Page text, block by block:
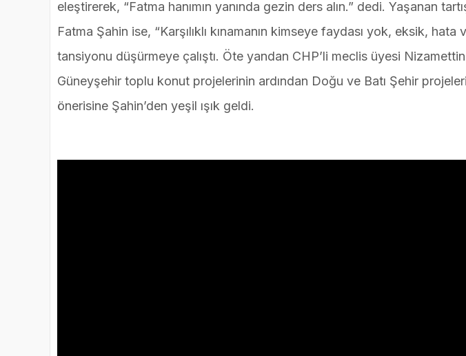
eleştirerek, “Fatma hanımın yanında gezin ders alın.” dedi. Yaşanan
Fatma Şahin ise, “Karşılıklı kınamanın kimseye faydası yok, eksik,
tansiyonu düşürmeye çalıştı. Öte yandan CHP’li meclis üyesi
Güneyşehir toplu konut projelerinin ardından Doğu ve Batı Şehir
önerisine Şahin’den yeşil ışık geldi.